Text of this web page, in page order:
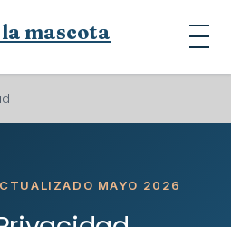
mascota
MAYO 2026